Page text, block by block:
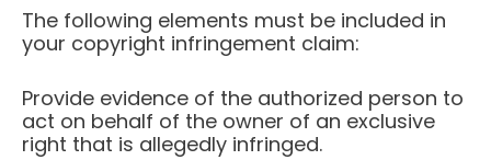
The following elements must be included in
your copyright infringement claim:
Provide evidence of the authorized person to
act on behalf of the owner of an exclusive
right that is allegedly infringed.